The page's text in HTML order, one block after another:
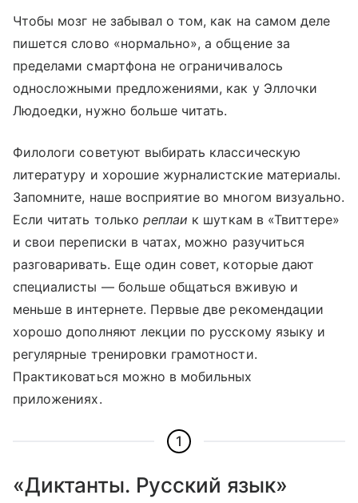
Чтобы мозг не забывал о том, как на самом деле
пишется слово «нормально», а общение за
пределами смартфона не ограничивалось
односложными предложениями, как у Эллочки
Людоедки, нужно больше читать.
Филологи советуют выбирать классическую
литературу и хорошие журналистские материалы.
Запомните, наше восприятие во многом визуально.
Если читать только реплаи к шуткам в «Твиттере»
и свои переписки в чатах, можно разучиться
разговаривать. Еще один совет, которые дают
специалисты — больше общаться вживую и
меньше в интернете. Первые две рекомендации
хорошо дополняют лекции по русскому языку и
регулярные тренировки грамотности.
Практиковаться можно в мобильных
приложениях.
1
«Диктанты. Русский язык»